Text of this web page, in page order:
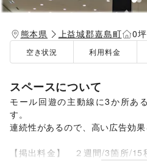
熊本県 上益城郡嘉島町 0
空き状況 利用料金
スペースについて
モール回遊の主動線に3か所あ
す。
連続性があるので、高い広告効果
【掲出料金】　２週間/3箇所/